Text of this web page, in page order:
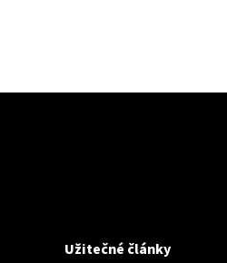
Užitečné články